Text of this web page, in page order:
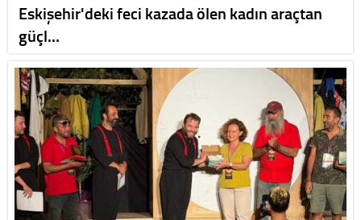
Eskişehir'deki feci kazada ölen kadın araçtan
güçl…